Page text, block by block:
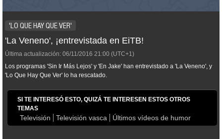
'LO QUE HAY QUE VER'
'La Veneno', ¡entrevistada en EiTB!
Última actualización: 06/11/2016 21:00 (UTC+1)
Los programas 'Sin Ir Más Lejos' y 'En Jake' han entrevistado a 'La Veneno', y
'Lo Que Hay Que Ver' lo ha rescatado.
SI TE INTERESÓ ESTO, QUIZÁ TE INTERESEN ESTOS OTROS
TEMAS
Televisión Televisión vasca Últimos vídeos de humor